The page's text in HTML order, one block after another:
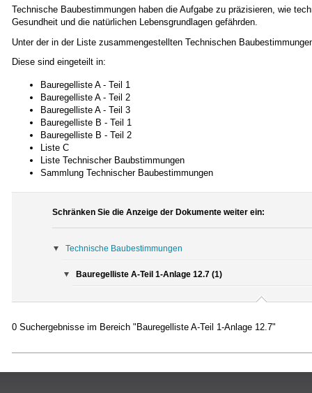
Technische Baubestimmungen haben die Aufgabe zu präzisieren, wie
Gesundheit und die natürlichen Lebensgrundlagen gefährden.
Unter der in der Liste zusammengestellten Technischen
Diese sind eingeteilt in:
Bauregelliste A - Teil 1
Bauregelliste A - Teil 2
Bauregelliste A - Teil 3
Bauregelliste B - Teil 1
Bauregelliste B - Teil 2
Liste C
Liste Technischer Baubstimmungen
Sammlung Technischer Baubestimmungen
Schränken Sie die Anzeige der Dokumente weiter ein:
Technische Baubestimmungen
Bauregelliste A-Teil 1-Anlage 12.7 (1)
0 Suchergebnisse im Bereich "Bauregelliste A-Teil 1-Anlage 12.7"